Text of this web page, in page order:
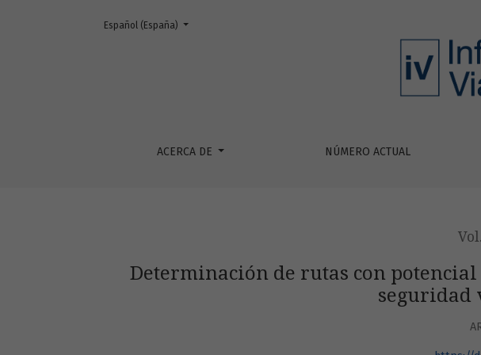
Determinación de rutas con potencial de mejora utilizando
ACERCA DE NÚMERO ACTUAL
Cambiar el idioma. El actual es:
Español (España)
Determinación de rutas con
seguridad